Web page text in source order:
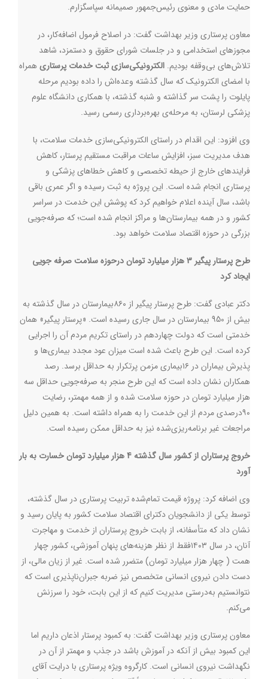
حمایت مادی و معنوی رئیس‌جمهور صمیمانه سپاسگزارم.
معاون پرستاری وزیر بهداشت گفت: در اصلاح فرمول اضافه‌کار، در
مجوزهای استخدامی و در جلسات شورای حقوق و دستمزد، شاهد
تلاش‌های بی‌وقفه بودیم. الکترونیکی‌سازی ثبت خدمات پرستاریهمراه
با امضای الکترونیک که سال گذشته وعده‌اش را داده بودیم مرحله
پایلوت را پشت سر گذاشته و شنبه‌ گذشته، با همکاری دانشگاه علوم
پزشکی لرستان، به مرحله‌ی بهره‌برداری رسمی رسید.
وی افزود: این اقدام در راستای الکترونیکی‌سازی خدمات سلامت، با
هدف مدیریت سبز، افزایش ساعات مراقبت مستقیم پرستار، کاهش
فرایندهای خارج از حیطه‌ تخصصی و کاهش خطاهای پزشکی و
پرستاری انجام شده است. این پروژه به ثبت رسیده و اگر عمری باقی
باشد، سال آینده اعلام خواهیم کرد که پوشش این خدمت در سراسر
کشور و در همه‌ بیمارستان‌ها و مراکز انجام شده است؛ که صرفه‌جویی
بزرگی در حوزه‌ اقتصاد سلامت خواهد بود.
طرح پرستار پیگیر 3 هزار میلیارد تومان درحوزه سلامت صرفه جویی
ایجاد کرد
دکتر عبادی گفت: طرح پرستار پیگیر از ۸۶۰بیمارستان در سال گذشته به
بیش از 950 بیمارستان در سال جاری رسیده است. «پرستار پیگیر» همان
خدمتی است که دولت چهاردهم در راستای تکریم مردم آن را اجرایی
کرده است. این طرح باعث شده است میزان عود مجدد بیماری‌ها و
پذیرش بیماران در ۱۶بیماری مزمن پرتکرار به حداقل برسد. رصد
همکاران نشان داده است که این طرح منجر به صرفه‌جویی حداقل سه
هزار میلیارد تومان در حوزه‌ سلامت شده و از همه مهمتر، رضایت
۹۰درصدی مردم از این خدمت را به همراه داشته است. به همین دلیل
مراجعات غیر برنامه‌ریزی‌شده نیز به حداقل ممکن رسیده است.
خروج پرستاران از کشور سال گذشته 4 هزار میلیارد تومان خسارت به بار
آورد
وی اضافه کرد: پروژه‌ قیمت تمام‌شده‌ تربیت پرستاری در سال گذشته،
توسط یکی از دانشجویان دکترای اقتصاد سلامت کشور به پایان رسید و
نشان داد که متأسفانه، از بابت خروج پرستاران از خدمت و مهاجرت
آنان، در سال ۱۴۰۳فقط از نظر هزینه‌های پنهان آموزشی، کشور چهار
همت ( چهار هزار میلیارد تومان) متضرر شده است. غیر از زیان مالی، از
دست دادن نیروی انسانی متخصص نیز ضربه‌ جبران‌ناپذیری است که
نتوانستیم به‌درستی مدیریت کنیم که از این بابت، خود را سرزنش
می‌کنم.
معاون پرستاری وزیر بهداشت گفت: به کمبود پرستار اذعان داریم اما
این کمبود بیش از آنکه در آموزش باشد در جذب و مهمتر از آن در
نگهداشت نیروی انسانی است. کارگروه ویژه پرستاری با درایت آقای